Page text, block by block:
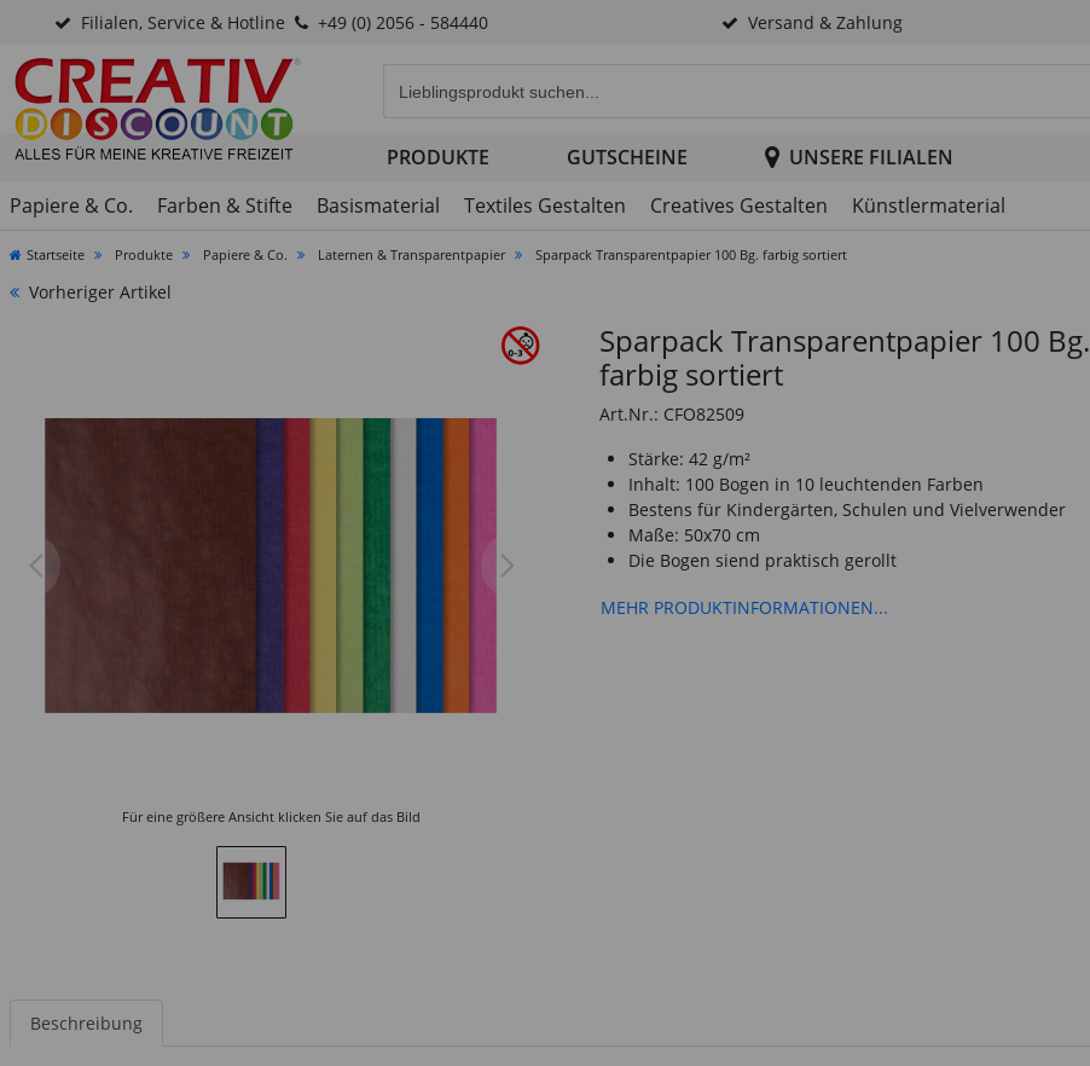
Filialen, Service & Hotline +49 (0) 2056 - 584440 Versand & Zahlung
PRODUKTE GUTSCHEINE
UNSERE FILIALEN
Papiere & Co.
Farben & Stifte Basismaterial Textiles Gestalten Creatives Gestalten Künstlermaterial
Startseite Produkte Papiere & Co. Laternen & Transparentpapier Sparpack Transparentpapier 100 Bg. farbig sortiert
Vorheriger Artikel
Für eine größere Ansicht klicken Sie auf das Bild
Sparpack Transparentpapier 100 Bg.
farbig sortiert
Art.Nr.: CFO82509
Stärke: 42 g/m²
Inhalt: 100 Bogen in 10 leuchtenden Farben
Bestens für Kindergärten, Schulen und Vielverwender
Maße: 50x70 cm
Die Bogen siend praktisch gerollt
MEHR PRODUKTINFORMATIONEN...
Beschreibung